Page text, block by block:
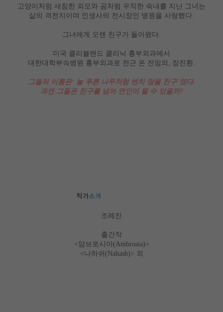
고양이처럼 새침한 외모와 곰처럼 우직한 속내를 지닌 그녀는
삶의 격전지이며 인생사의 전시장인 병원을 사랑했다.
그녀에게 오랜 친구가 돌아왔다.
미국 클리블랜드 클리닉 흉부외과에서
대한대학부속병원 흉부외과로 전근 온 전임의 , 장진환.
그들의 이름은‘ 늘 푸른 나무처럼 변치 않을 친구’ 였다.
과연 그들은 친구를 넘어 연인이 될 수 있을까?
조례진
출간작
<암브로시아(Ambrosia)>
<나하쉬 (Nahash)> 외